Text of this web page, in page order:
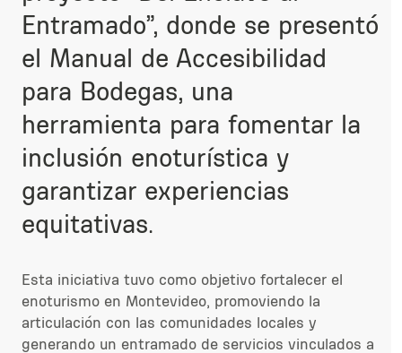
Entramado”, donde se presentó
el Manual de Accesibilidad
para Bodegas, una
herramienta para fomentar la
inclusión enoturística y
garantizar experiencias
equitativas.
Esta iniciativa tuvo como objetivo fortalecer el
enoturismo en Montevideo, promoviendo la
articulación con las comunidades locales y
generando un entramado de servicios vinculados a